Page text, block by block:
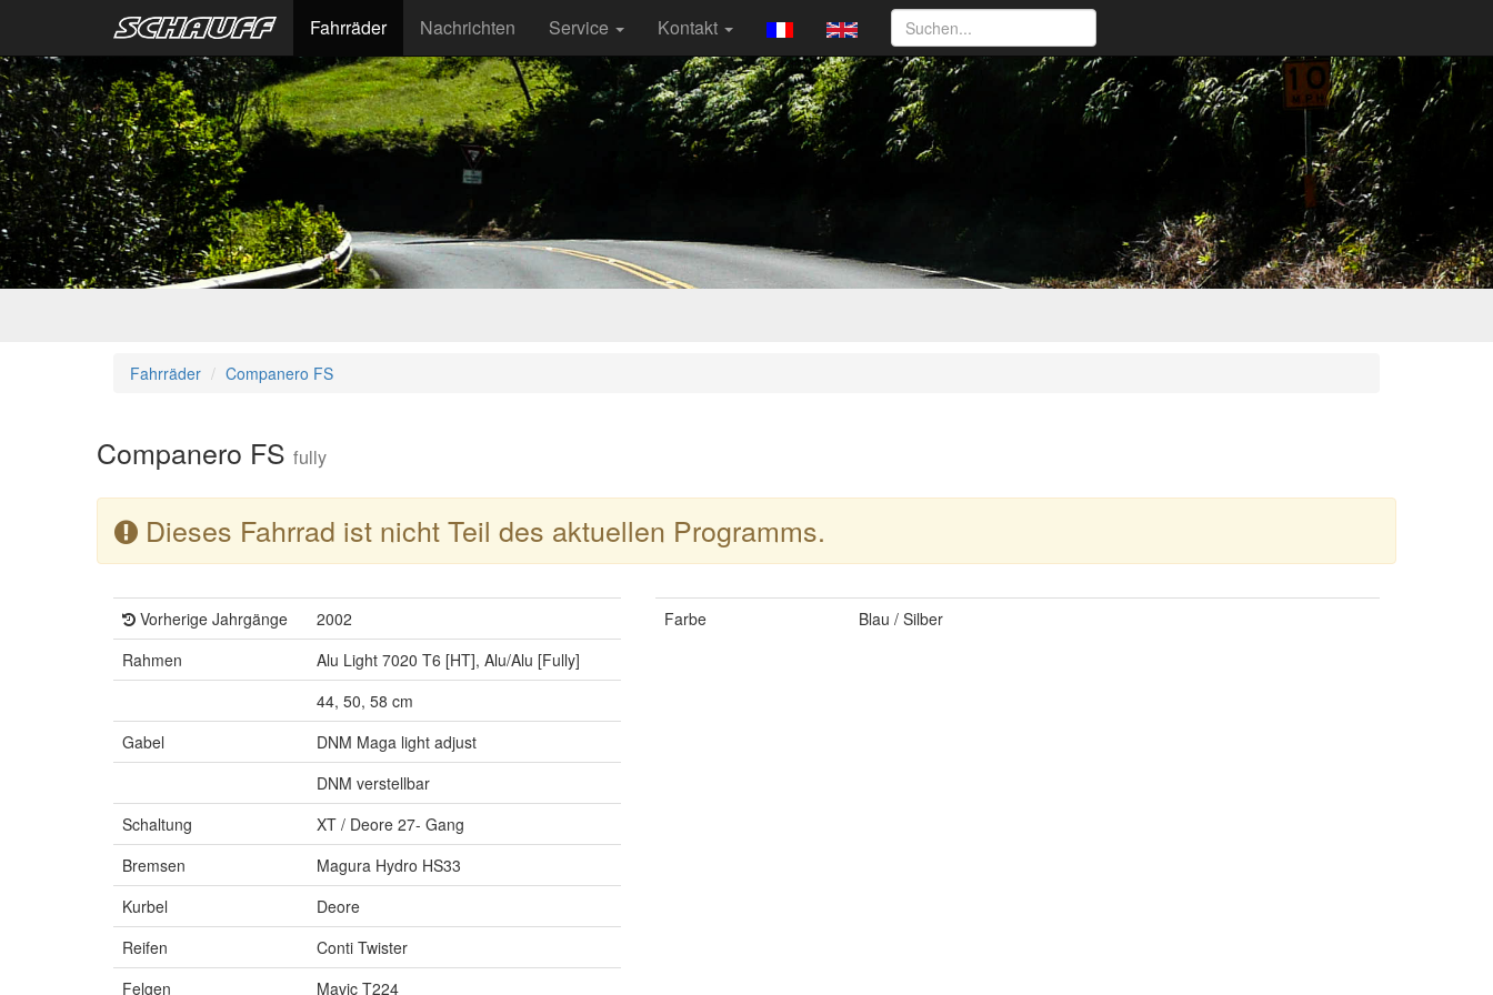
Fahrräder Nachrichten Service Kontakt
Fahrräder Companero FS
Companero FS fully
Dieses Fahrrad ist nicht Teil des aktuellen Programms.
Vorherige Jahrgänge
2002
Rahmen
Alu Light 7020 T6 [HT], Alu/Alu [Fully]
44, 50, 58 cm
Gabel
DNM Maga light adjust
DNM verstellbar
Schaltung
XT / Deore 27- Gang
Bremsen
Magura Hydro HS33
Kurbel
Deore
Reifen
Conti Twister
Felgen
Mavic T224
Farbe Blau / Silber